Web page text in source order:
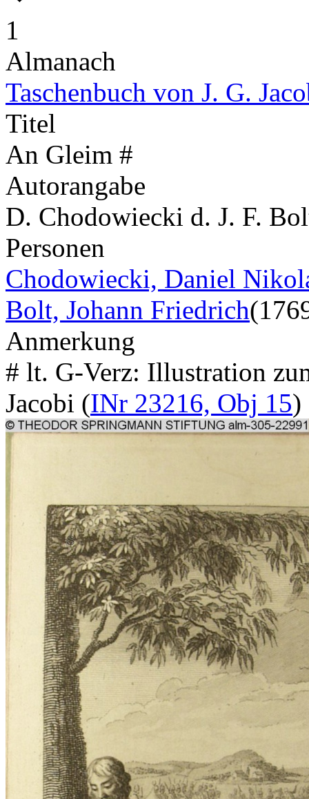
1
Almanach
Taschenbuch von J. G.
Titel
An Gleim #
Autorangabe
D. Chodowiecki d. J. F.
Personen
Chodowiecki, Daniel
Bolt, Johann Friedrich
Anmerkung
# lt. G-Verz: Illustration
Jacobi (INr 23216, Obj 15)